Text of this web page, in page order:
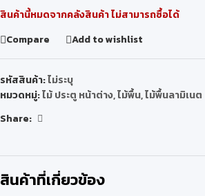
สินค้านี้หมดจากคลังสินค้า ไม่สามารถซื้อได้
Compare
Add to wishlist
รหัสสินค้า:ไม่ระบุ
หมวดหมู่:ไม้ ประตู หน้าต่าง,ไม้พื้น,ไม้พื้นลามิเนต
Share:
สินค้าที่เกี่ยวข้อง